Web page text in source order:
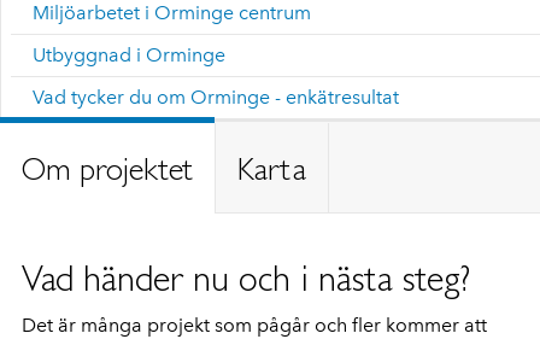
Miljöarbetet i Orminge centrum
Utbyggnad i Orminge
Vad tycker du om Orminge - enkätresultat
Om projektet Karta
Vad händer nu och i nästa steg?
Det är många projekt som pågår och fler kommer att